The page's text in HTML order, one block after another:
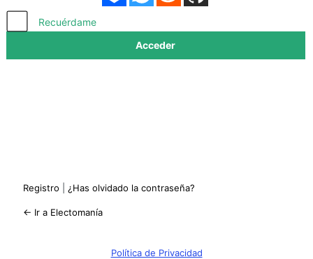
Recuérdame
Registro ¿Has olvidado la contraseña?
← Ir a Electomanía
Política de Privacidad